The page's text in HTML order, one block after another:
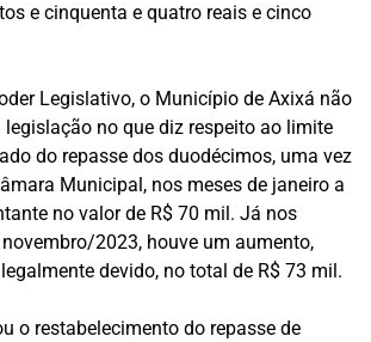
e cinquenta e quatro reais e cinco
Legislativo, o Município de Axixá não
no que diz respeito ao limite
do repasse dos duodécimos, uma vez
Municipal, nos meses de janeiro a
no valor de R$ 70 mil. Já nos
2023, houve um aumento,
devido, no total de R$ 73 mil.
o restabelecimento do repasse de